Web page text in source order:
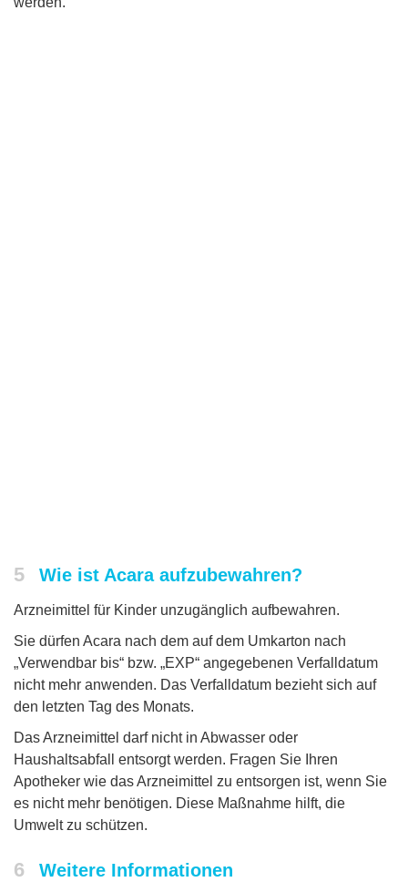
5 Wie ist Acara aufzubewahren?
Arzneimittel für Kinder unzugänglich aufbewahren.
Sie dürfen Acara nach dem auf dem Umkarton nach
„Verwendbar bis“ bzw. „EXP“ angegebenen Verfalldatum
nicht mehr anwenden. Das Verfalldatum bezieht sich auf
den letzten Tag des Monats.
Das Arzneimittel darf nicht in Abwasser oder
Haushaltsabfall entsorgt werden. Fragen Sie Ihren
Apotheker wie das Arzneimittel zu entsorgen ist, wenn Sie
es nicht mehr benötigen. Diese Maßnahme hilft, die
Umwelt zu schützen.
6 Weitere Informationen